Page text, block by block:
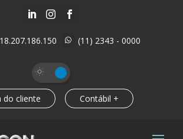
  
 (11) 2343 - 0000
do cliente Contábil +